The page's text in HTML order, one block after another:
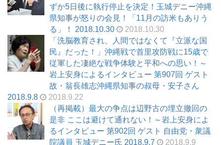
ずか5日後に執行停止を決定！玉城デニー沖縄
県知事が怒りの会見！「11月の訪米もありう
る」！ 2018.10.30
2018.10.30
「洗脳教育され、人間ではなくて『立派な国
民』だった！」沖縄戦で首里攻防戦に15歳で
従軍した凄絶な戦争体験と平和への思い！～
岩上安身によるインタビュー 第907回 ゲスト
故・翁長雄志沖縄県知事の叔母・安子さん
2018.9.8
2018.9.22
（再掲載）最大の争点は辺野古の埋立撤回の
是非 ここは避けて通れない！～岩上安身によ
るインタビュー 第902回 ゲスト 自由党・衆議
院議員 玉城デニー氏 2018.9.7
2018.9.9